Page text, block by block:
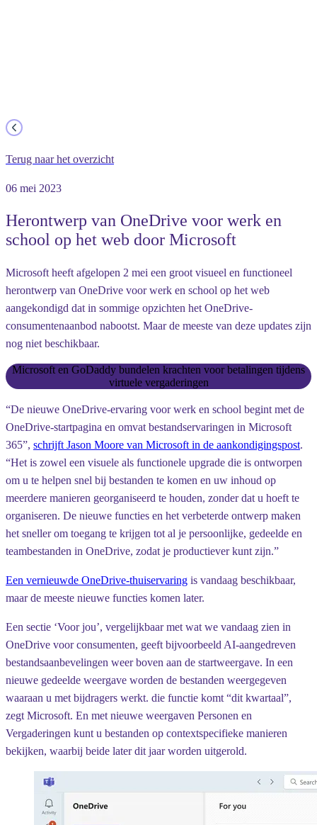
Terug naar het overzicht
06 mei 2023
Herontwerp van OneDrive voor werk en
school op het web door Microsoft
Microsoft heeft afgelopen 2 mei een groot visueel en functioneel
herontwerp van OneDrive voor werk en school op het web
aangekondigd dat in sommige opzichten het OneDrive-
consumentenaanbod nabootst. Maar de meeste van deze updates zijn
nog niet beschikbaar.
Microsoft en GoDaddy bundelen krachten voor betalingen tijdens
virtuele vergaderingen
“De nieuwe OneDrive-ervaring voor werk en school begint met de
OneDrive-startpagina en omvat bestandservaringen in Microsoft
365”, schrijft Jason Moore van Microsoft in de aankondigingspost.
“Het is zowel een visuele als functionele upgrade die is ontworpen
om u te helpen snel bij bestanden te komen en uw inhoud op
meerdere manieren georganiseerd te houden, zonder dat u hoeft te
organiseren. De nieuwe functies en het verbeterde ontwerp maken
het sneller om toegang te krijgen tot al je persoonlijke, gedeelde en
teambestanden in OneDrive, zodat je productiever kunt zijn.”
Een vernieuwde OneDrive-thuiservaring is vandaag beschikbaar,
maar de meeste nieuwe functies komen later.
Een sectie ‘Voor jou’, vergelijkbaar met wat we vandaag zien in
OneDrive voor consumenten, geeft bijvoorbeeld AI-aangedreven
bestandsaanbevelingen weer boven aan de startweergave. In een
nieuwe gedeelde weergave worden de bestanden weergegeven
waaraan u met bijdragers werkt. die functie komt “dit kwartaal”,
zegt Microsoft. En met nieuwe weergaven Personen en
Vergaderingen kunt u bestanden op contextspecifieke manieren
bekijken, waarbij beide later dit jaar worden uitgerold.